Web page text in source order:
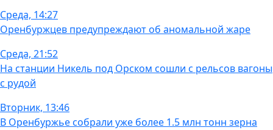
Среда, 14:27
Оренбуржцев предупреждают об аномальной жаре
Среда, 21:52
На станции Никель под Орском сошли с рельсов вагоны
с рудой
Вторник, 13:46
В Оренбуржье собрали уже более 1.5 млн тонн зерна